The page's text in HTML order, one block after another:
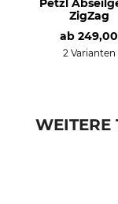
ZigZag
ab 249,00
2 Varianten
WEITERE